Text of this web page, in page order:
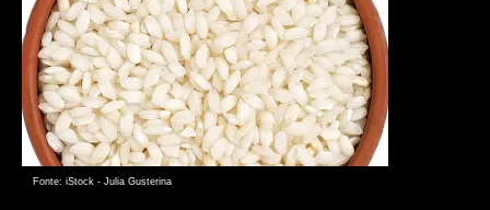
Fonte: iStock - Julia Gusterina